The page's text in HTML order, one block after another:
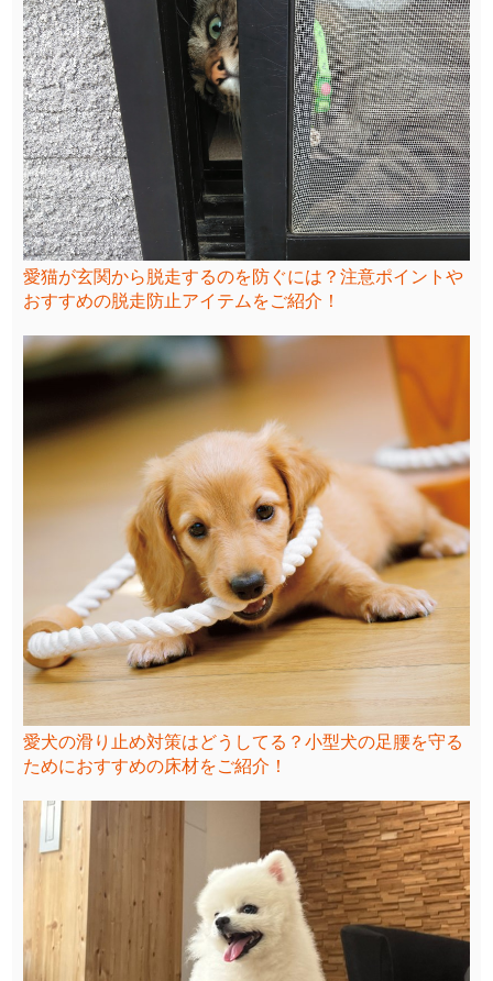
愛猫が玄関から脱走するのを防ぐには？注意ポイントや
おすすめの脱走防止アイテムをご紹介！
愛犬の滑り止め対策はどうしてる？小型犬の足腰を守る
ためにおすすめの床材をご紹介！